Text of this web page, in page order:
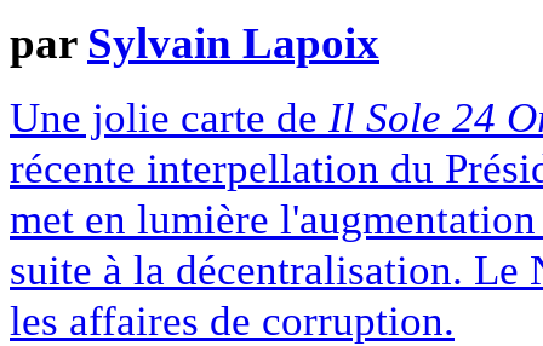
par Sylvain Lapoix
Une jolie carte de Il Sole 24
récente interpellation du
met en lumière
suite à la décentralisation. Le
les affaires de corruption.